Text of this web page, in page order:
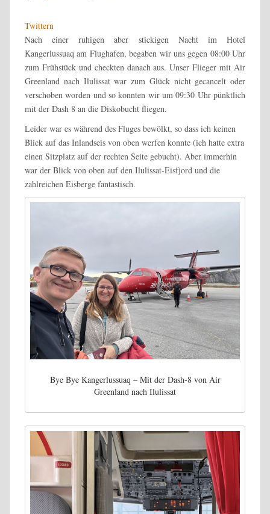
Twittern
Nach einer ruhigen aber stickigen Nacht im Hotel
Kangerlussuaq am Flughafen, begaben wir uns gegen 08:00 Uhr
zum Frühstück und checkten danach aus. Unser Flieger mit Air
Greenland nach Ilulissat war zum Glück nicht gecancelt oder
verschoben worden und so konnten wir um 09:30 Uhr pünktlich
mit der Dash 8 an die Diskobucht fliegen.
Leider war es während des Fluges bewölkt, so dass ich keinen
Blick auf das Inlandseis von oben werfen konnte (ich hatte extra
einen Sitzplatz auf der rechten Seite gebucht). Aber immerhin
war der Blick von oben auf den Ilulissat-Eisfjord und die
zahlreichen Eisberge fantastisch.
Bye Bye Kangerlussuaq – Mit der Dash-8 von Air
Greenland nach Ilulissat